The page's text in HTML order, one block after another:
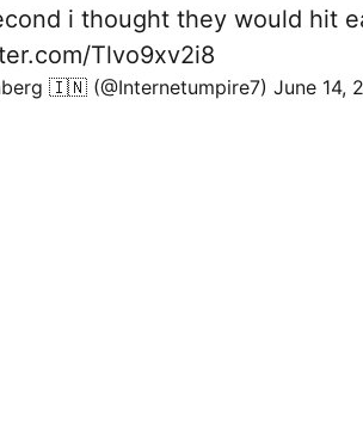
i thought they would hit
Tlvo9xv2i8
🇮🇳 (@Internetumpire7) June 14,